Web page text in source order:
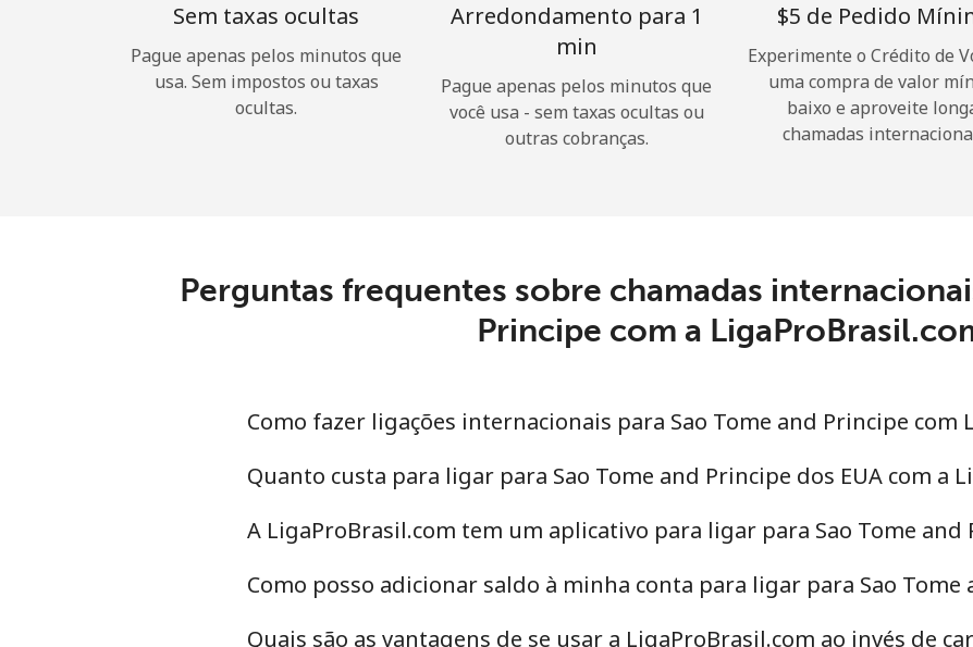
Olá!
Esqueceu sua senha? →
Login
Continuar com
Sem taxas ocultas
Pague apenas pelos minutos que
usa. Sem impostos ou taxas
ocultas.
Arredondamento para 1
min
Pague apenas pelos minutos que
você usa - sem taxas ocultas ou
outras cobranças.
⁦$5⁩ de Pedido
Experimente o Crédito de
uma compra de valor
baixo e aproveite
chamadas
Perguntas frequentes sobre chamadas
Principe com a
Como fazer ligações internacionais para Sao Tome and Principe com
Quanto custa para ligar para Sao Tome and Principe dos EUA com a
A LigaProBrasil.com tem um aplicativo para ligar para Sao Tome and
Como posso adicionar saldo à minha conta para ligar para Sao Tome
Quais são as vantagens de se usar a LigaProBrasil.com ao invés de